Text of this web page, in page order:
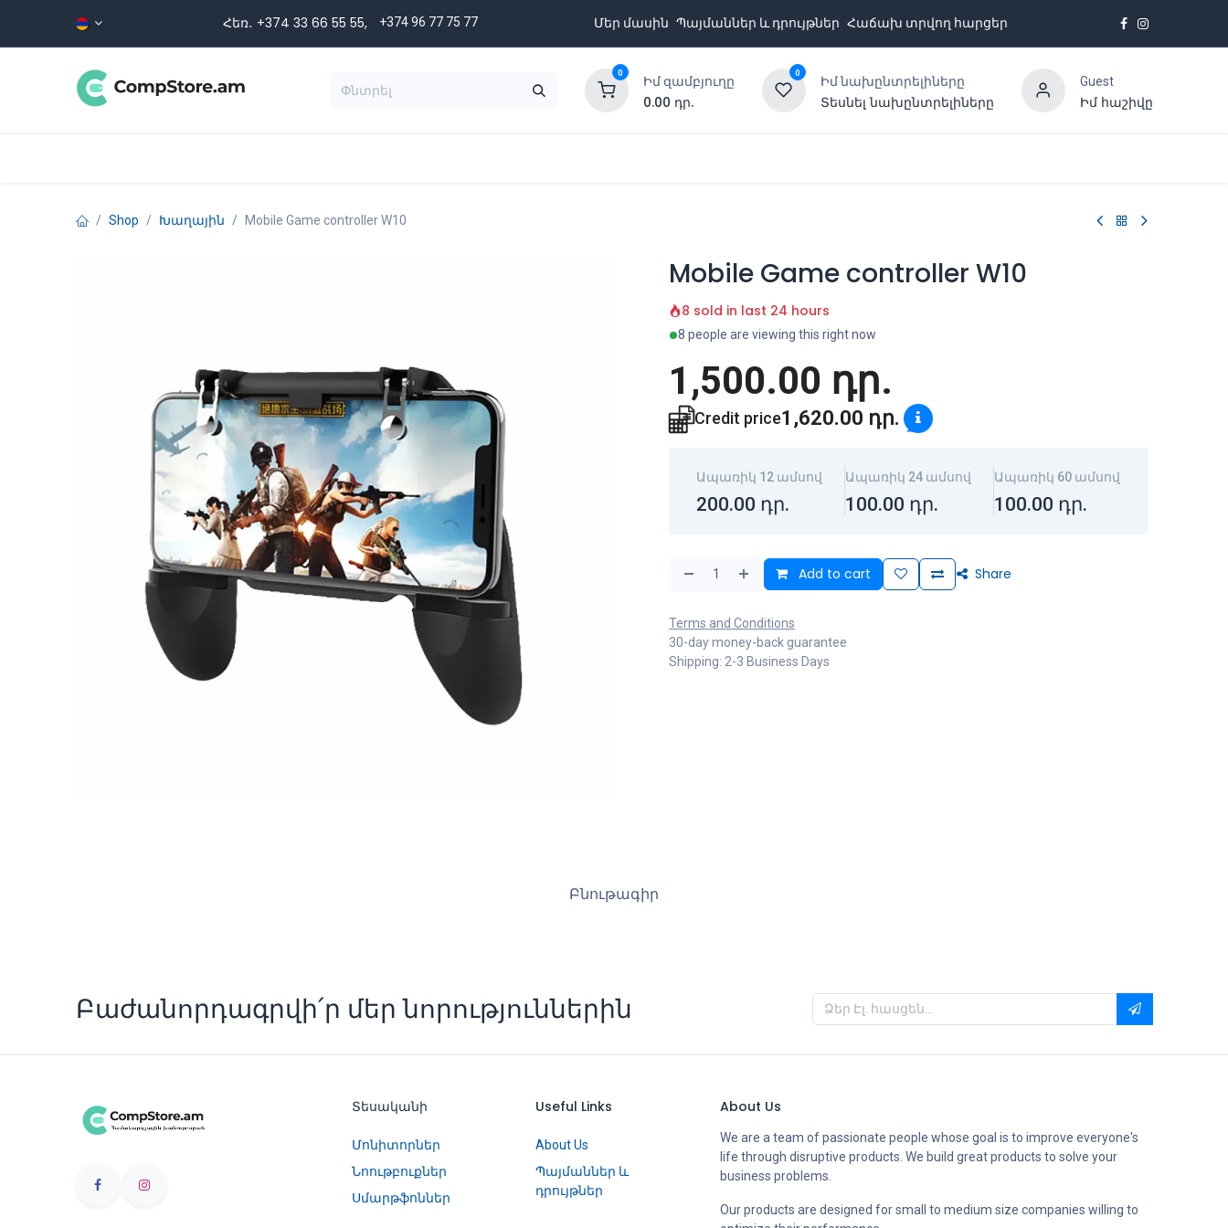
Հեռ․ +374 33 66 55 ​​55,
+374 96 77 75 77 Մեր մասին Պայմաններ և դրույթներ Հաճախ տրվող հարցեր
0
Իմ զամբյուղը
0.00 դր.
0
Իմ նախընտրելիները
Տեսնել նախընտրելիները
Guest
Իմ հաշիվը
Shop Խաղային Mobile Game controller W10
Mobile Game controller W10
8 sold in last 24 hours
8 people are viewing this right now
1,500.00 դր.
Credit price1,620.00 դր.
Ապառիկ 12 ամսով
200.00 դր.
Ապառիկ 24 ամսով
100.00 դր.
Ապառիկ 60 ամսով
100.00 դր.
Add to cart Share
Terms and Conditions
30-day money-back guarantee
Shipping: 2-3 Business Days
Բնութագիր
Բաժանորդագրվի՛ր մեր նորություններին
Տեսականի
Մոնիտորներ
Նոութբուքներ
Սմարթֆոններ
Useful Links
About Us
Պայմաններ և
դրույթներ
About Us
We are a team of passionate people whose goal is to improve everyone's
life through disruptive products. We build great products to solve your
business problems.
Our products are designed for small to medium size companies willing to